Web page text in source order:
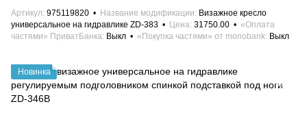
Артикул 975119820 Название модификации
Визажное кресло
универсальное на гидравлике ZD-383
Цена 31750.00
«Оплата
частями» ПриватБанка Выкл «Покупка частями» от monobank Выкл
Новинка